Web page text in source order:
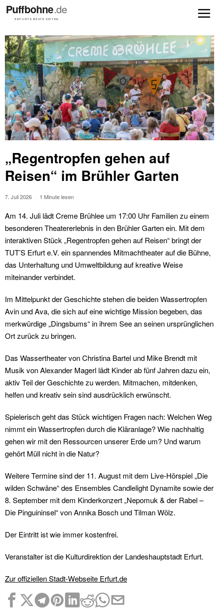
„Regentropfen gehen auf
Reisen“ im Brühler Garten
7. Juli 2026 1 Minute lesen
Am 14. Juli lädt Creme Brühlee um 17:00 Uhr Familien zu einem
besonderen Theatererlebnis in den Brühler Garten ein. Mit dem
interaktiven Stück „Regentropfen gehen auf Reisen“ bringt der
TUT’S Erfurt e.V. ein spannendes Mitmachtheater auf die Bühne,
das Unterhaltung und Umweltbildung auf kreative Weise
miteinander verbindet.
Im Mittelpunkt der Geschichte stehen die beiden Wassertropfen
Avin und Ava, die sich auf eine wichtige Mission begeben, das
merkwürdige „Dingsbums“ in ihrem See an seinen ursprünglichen
Ort zurück zu bringen.
Das Wassertheater von Christina Bartel und Mike Brendt mit
Musik von Alexander Magerl lädt Kinder ab fünf Jahren dazu ein,
aktiv Teil der Geschichte zu werden. Mitmachen, mitdenken,
helfen und kreativ sein sind ausdrücklich erwünscht.
Spielerisch geht das Stück wichtigen Fragen nach: Welchen Weg
nimmt ein Wassertropfen durch die Kläranlage? Wie nachhaltig
gehen wir mit den Ressourcen unserer Erde um? Und warum
gehört Müll nicht in die Natur?
Weitere Termine sind der 11. August mit dem Live-Hörspiel „Die
wilden Schwäne“ des Ensembles Candlelight Dynamite sowie der
8. September mit dem Kinderkonzert „Nepomuk & der Rabel –
Die Pinguininsel“ von Annika Bosch und Tilman Wölz.
Der Eintritt ist wie immer kostenfrei.
Veranstalter ist die Kulturdirektion der Landeshauptstadt Erfurt.
Zur offiziellen Stadt-Webseite Erfurt.de